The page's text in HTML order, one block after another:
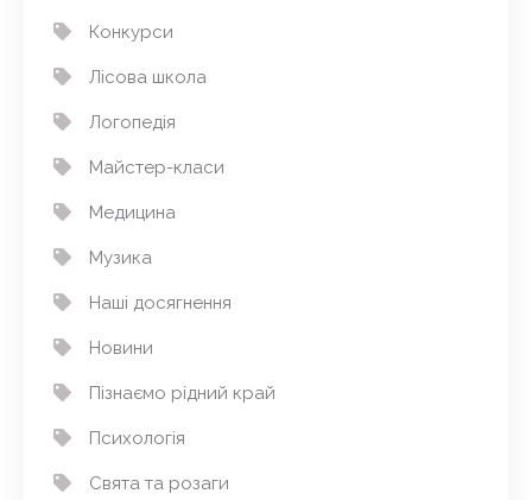
Конкурси
Лісова школа
Логопедія
Майстер-класи
Медицина
Музика
Наші досягнення
Новини
Пізнаємо рідний край
Психологія
Свята та розаги